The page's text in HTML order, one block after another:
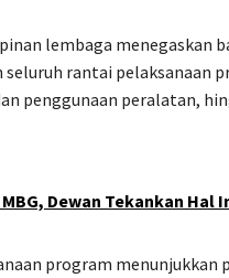
lembaga menegaskan
rantai pelaksanaan
penggunaan peralatan,
Dewan Tekankan Hal
program